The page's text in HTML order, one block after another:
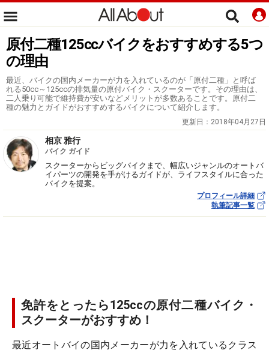
原付二種125ccバイクをおすすめする5つ
の理由
最近、バイクの国内メーカーが力を入れているのが「原付二種」と呼ば
れる50cc～125ccの排気量の原付バイク・スクーターです。その理由は、
二人乗り可能で維持費が安いなどメリットが多数あることです。原付二
種の魅力とガイドがおすすめするバイクについて紹介します。
更新日： 2018年04月27日
相京 雅行
バイク ガイド
スクーターからビッグバイクまで、幅広いジャンルのオートバ
イパーツの開発を手がけるガイドが、ライフスタイルに合った
バイクを提案。
プロフィール詳細
執筆記事一覧
免許をとったら125ccの原付二種バイク・
スクーターがおすすめ！
最近オートバイの国内メーカーが力を入れているクラス